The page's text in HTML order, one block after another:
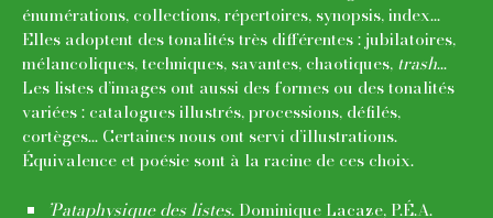
énumérations, collections, répertoires, synopsis, index...
Elles adoptent des tonalités très différentes : jubilatoires,
mélancoliques, techniques, savantes, chaotiques, trash...
Les listes d’images ont aussi des formes ou des tonalités
variées : catalogues illustrés, processions, défilés,
cortèges... Certaines nous ont servi d’illustrations.
Équivalence et poésie sont à la racine de ces choix.
’Pataphysique des listes. Dominique Lacaze, P.É.A.